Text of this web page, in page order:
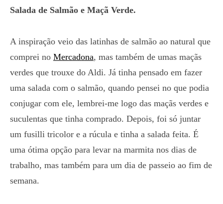
Salada de Salmão e Maçã Verde.
A inspiração veio das latinhas de salmão ao natural que
comprei no Mercadona, mas também de umas maçãs
verdes que trouxe do Aldi. Já tinha pensado em fazer
uma salada com o salmão, quando pensei no que podia
conjugar com ele, lembrei-me logo das maçãs verdes e
suculentas que tinha comprado. Depois, foi só juntar
um fusilli tricolor e a rúcula e tinha a salada feita. É
uma ótima opção para levar na marmita nos dias de
trabalho, mas também para um dia de passeio ao fim de
semana.